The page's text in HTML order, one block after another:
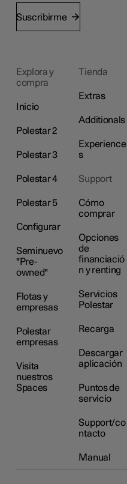
Suscribirme
Explora y
compra
Inicio
Polestar 2
Polestar 3
Polestar 4
Polestar 5
Configurar
Seminuevo
"Pre-
owned"
Flotas y
empresas
Polestar
empresas
Visita
nuestros
Spaces
Tienda
Extras
Additionals
Experience
s
Support
Cómo
comprar
Opciones
de
financiació
n y renting
Servicios
Polestar
Recarga
Descargar
aplicación
Puntos de
servicio
Support/co
ntacto
Manual